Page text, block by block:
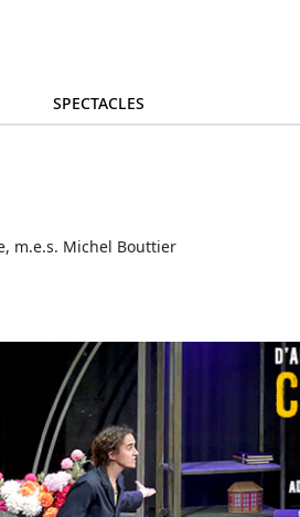
SPECTACLES
m.e.s. Michel Bouttier